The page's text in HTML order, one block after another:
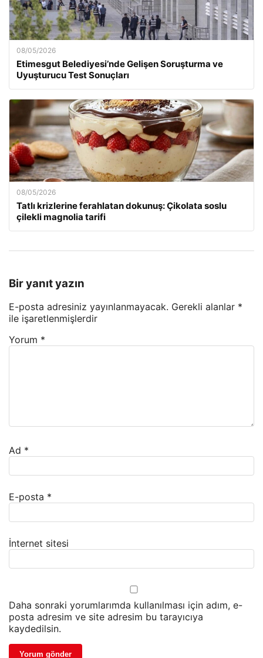
08/05/2026
Etimesgut Belediyesi’nde Gelişen Soruşturma ve
Uyuşturucu Test Sonuçları
08/05/2026
Tatlı krizlerine ferahlatan dokunuş: Çikolata soslu
çilekli magnolia tarifi
Bir yanıt yazın
E-posta adresiniz yayınlanmayacak. Gerekli alanlar *
ile işaretlenmişlerdir
Yorum *
Ad *
E-posta *
İnternet sitesi
Daha sonraki yorumlarımda kullanılması için adım, e-
posta adresim ve site adresim bu tarayıcıya
kaydedilsin.